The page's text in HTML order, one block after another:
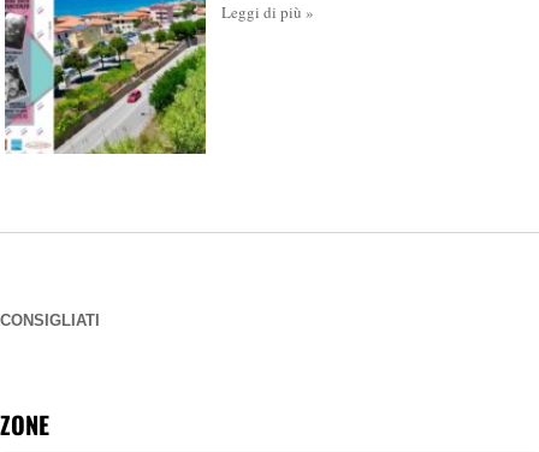
Leggi di più »
CONSIGLIATI
ZONE